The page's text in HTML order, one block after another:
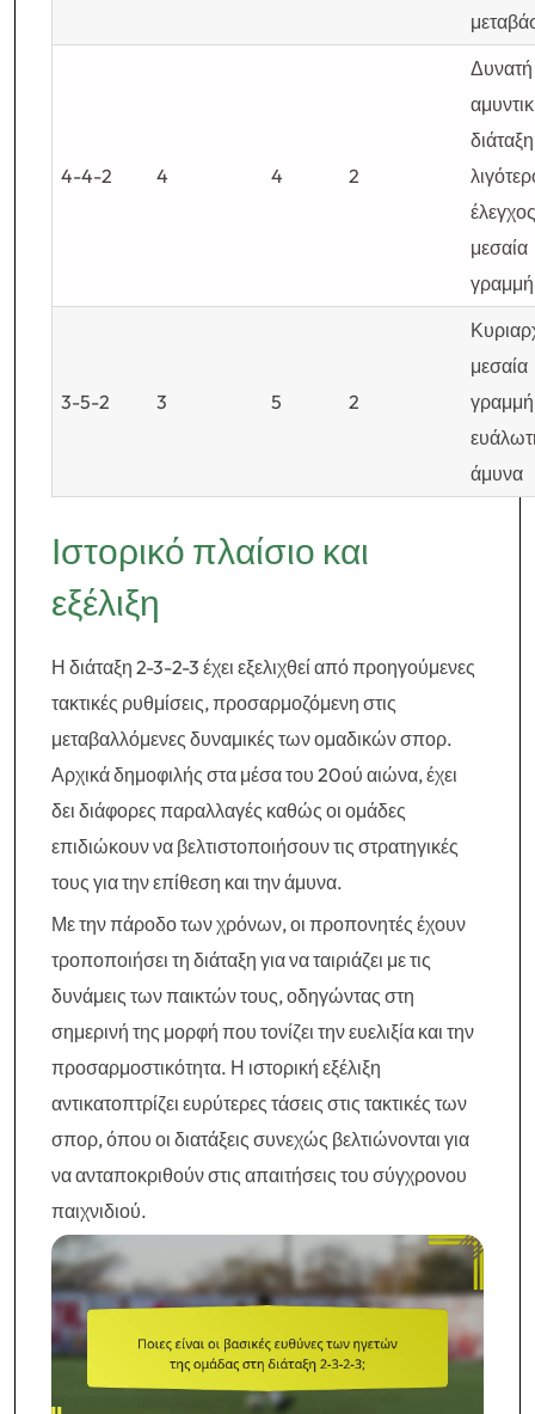
4-4-2 4 4 2
Δυνατή
μεσαία
γραμμή
3-5-2 3 5 2
μεσαία
άμυνα
Ιστορικό πλαίσιο και
εξέλιξη
Η διάταξη 2-3-2-3 έχει εξελιχθεί από προηγούμενες
τακτικές ρυθμίσεις, προσαρμοζόμενη στις
μεταβαλλόμενες δυναμικές των ομαδικών σπορ.
Αρχικά δημοφιλής στα μέσα του 20ού αιώνα, έχει
δει διάφορες παραλλαγές καθώς οι ομάδες
επιδιώκουν να βελτιστοποιήσουν τις στρατηγικές
τους για την επίθεση και την άμυνα.
Με την πάροδο των χρόνων, οι προπονητές έχουν
τροποποιήσει τη διάταξη για να ταιριάζει με τις
δυνάμεις των παικτών τους, οδηγώντας στη
σημερινή της μορφή που τονίζει την ευελιξία και την
προσαρμοστικότητα. Η ιστορική εξέλιξη
αντικατοπτρίζει ευρύτερες τάσεις στις τακτικές των
σπορ, όπου οι διατάξεις συνεχώς βελτιώνονται για
να ανταποκριθούν στις απαιτήσεις του σύγχρονου
παιχνιδιού.